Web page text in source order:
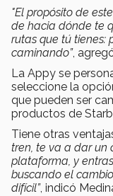
"El propósito de
de hacia dónde te
rutas que tú tienes:
caminando”,
La Appy se
seleccione la
que pueden ser
productos de
Tiene otras
tren, te va a dar un
plataforma, y
buscando el
difícil”, indicó